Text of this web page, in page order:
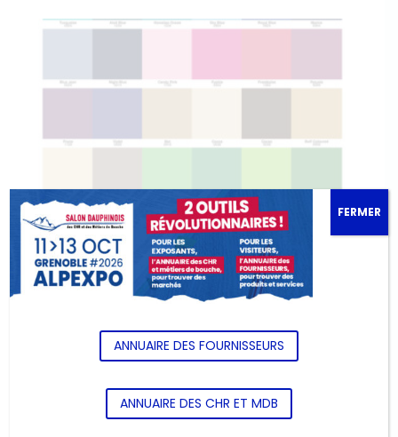
MOQUETTEANNUAIRE DES FOURNISSEURS
ANNUAIRE DES CHR ET MDB
FERMER